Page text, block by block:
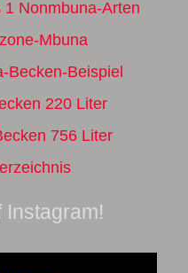
Nonmbuna-Arten
Mbuna
Becken-Beispiel
220 Liter
756 Liter
Instagram!